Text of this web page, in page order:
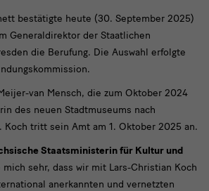
bestätigte heute (30. September 2025)
Generaldirektor der Staatlichen
die Berufung. Die Auswahl erfolgte
van Mensch, die zum Oktober 2024
des neuen Stadtmuseums nach
Koch tritt sein Amt am 1. Oktober 2025 an.
Staatsministerin für Kultur und
mich sehr, dass wir mit Lars-Christian Koch
anerkannten und vernetzten